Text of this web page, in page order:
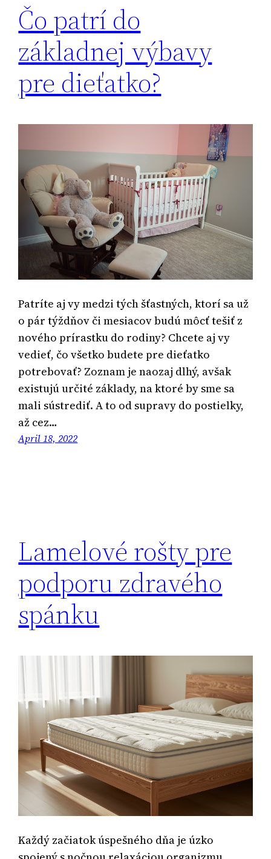
Čo patrí do
základnej výbavy
pre dieťatko?
Patríte aj vy medzi tých šťastných, ktorí sa už
o pár týždňov či mesiacov budú môcť tešiť z
nového prírastku do rodiny? Chcete aj vy
vedieť, čo všetko budete pre dieťatko
potrebovať? Zoznam je naozaj dlhý, avšak
existujú určité základy, na ktoré by sme sa
mali sústrediť. A to od supravy do postielky,
až cez…
April 18, 2022
Lamelové rošty pre
podporu zdravého
spánku
Každý začiatok úspešného dňa je úzko